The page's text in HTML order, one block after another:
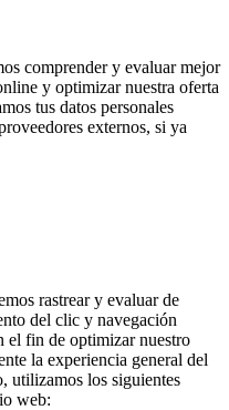
comprender y evaluar mejor
y optimizar nuestra oferta
tus datos personales
externos, si ya
rastrear y evaluar de
del clic y navegación
el fin de optimizar nuestro
la experiencia general del
utilizamos los siguientes
web: